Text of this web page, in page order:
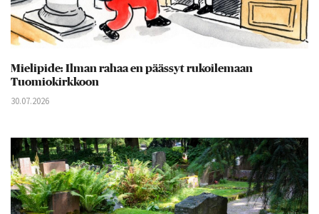
Mielipide: Ilman rahaa en päässyt rukoilemaan
Tuomiokirkkoon
30.07.2026